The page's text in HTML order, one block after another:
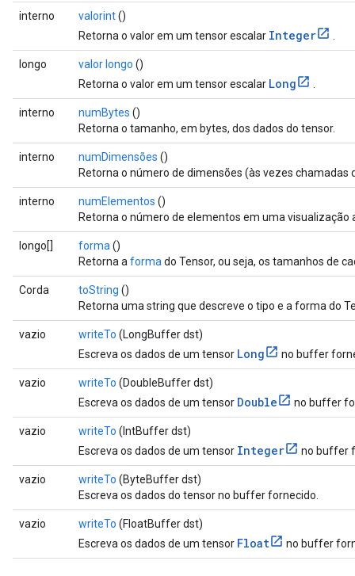
interno valorint()
Retorna o valor em um tensor escalar Integer
longo valor longo ()
Retorna o valor em um tensor escalar Long
interno numBytes ()
Retorna o tamanho, em bytes, dos dados do tensor.
interno numDimensões ()
Retorna o número de dimensões (às vezes chamadas
interno numElementos ()
Retorna o número de elementos em uma visualização
longo[] forma ()
Retorna a forma do Tensor, ou seja, os tamanhos de
Corda toString ()
Retorna uma string que descreve o tipo e a forma do
vazio writeTo (LongBuffer dst)
Escreva os dados de um tensor Long no buffer
vazio writeTo (DoubleBuffer dst)
Escreva os dados de um tensor Double no buffer
vazio writeTo (IntBuffer dst)
Escreva os dados de um tensor Integer no buffer
vazio writeTo (ByteBuffer dst)
Escreva os dados do tensor no buffer fornecido.
vazio writeTo (FloatBuffer dst)
Escreva os dados de um tensor Float no buffer